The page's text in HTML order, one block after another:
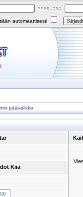
automaattisesti
päävalikko
Kiia